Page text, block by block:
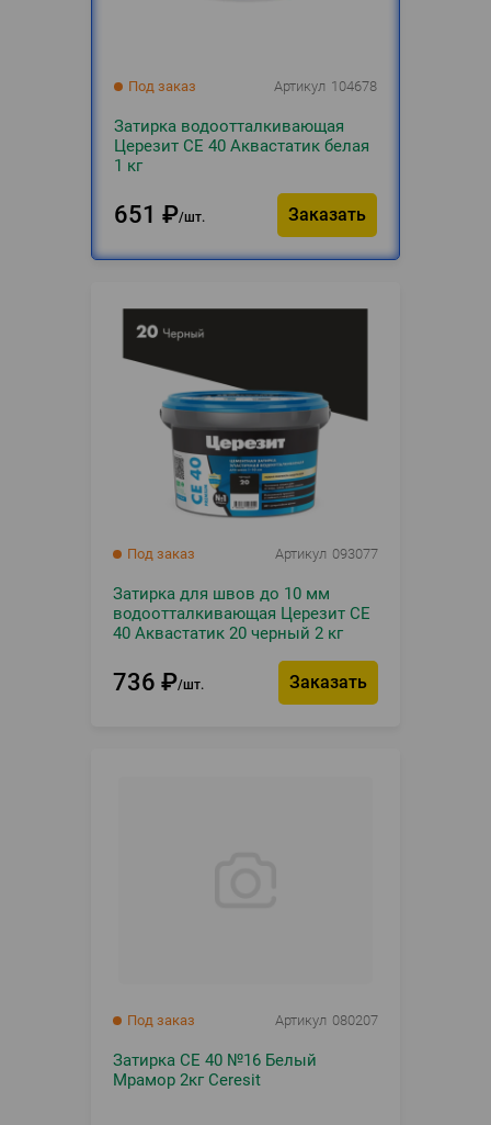
Под заказ Артикул 104678
Затирка водоотталкивающая
Церезит СЕ 40 Аквастатик белая
1 кг
651 ₽ шт. Заказать
Под заказ Артикул 093077
Затирка для швов до 10 мм
водоотталкивающая Церезит СЕ
40 Аквастатик 20 черный 2 кг
736 ₽ шт. Заказать
Под заказ Артикул 080207
Затирка CE 40 №16 Белый
Мрамор 2кг Ceresit